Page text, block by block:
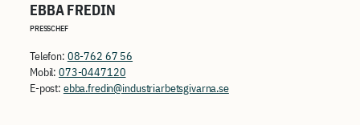
EBBA FREDIN
PRESSCHEF
Telefon: 08-762 67 56
Mobil:073-0447120
E-post: ebba.fredin@industriarbetsgivarna.se